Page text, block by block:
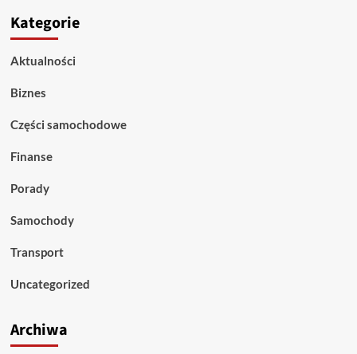
Kategorie
Aktualności
Biznes
Części samochodowe
Finanse
Porady
Samochody
Transport
Uncategorized
Archiwa